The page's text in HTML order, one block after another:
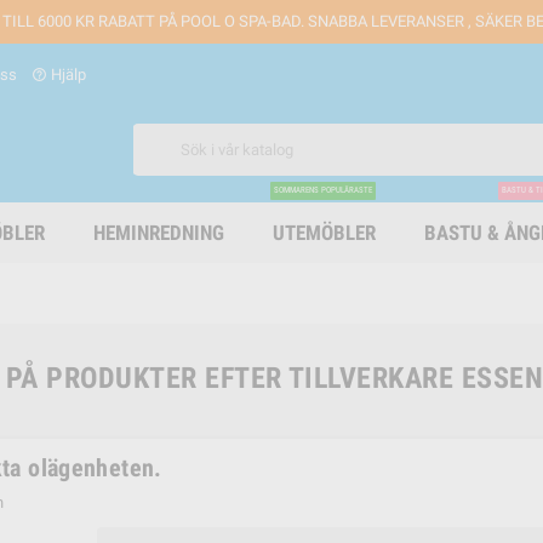
TILL 6000 KR RABATT PÅ POOL O SPA-BAD. SNABBA LEVERANSER , SÄKER
help_outline Hjälp
HEMINREDNING UTEMÖBLER
SOMMARENS POPULÄRASTE
BASTU &
BASTU &
PRODUKTER EFTER TILLVERKARE
olägenheten.